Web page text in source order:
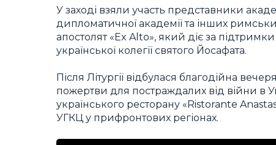
У заході взяли участь представники
дипломатичної академії та інших
апостолят «Ex Alto», який діє за
української колегії святого Йосафата.
Після Літургії відбулася благодійна
пожертви для постраждалих від війни в
українського ресторану «Ristorante
УГКЦ у прифронтових регіонах.